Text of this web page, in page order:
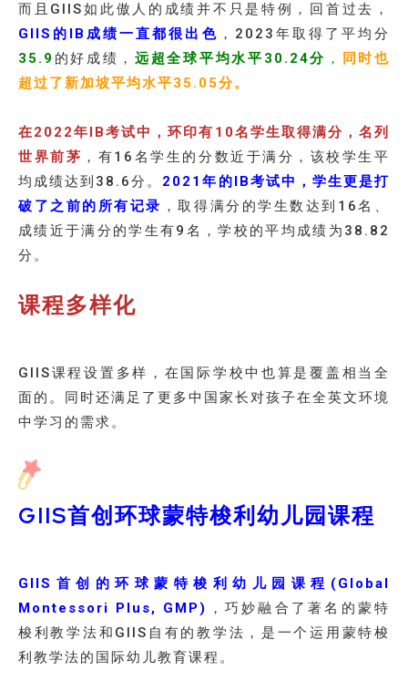
而且GIIS如此傲人的成绩并不只是特例，回首过去，
GIIS的IB成绩一直都很出色 ，2023年取得了平均分
35.9 的好成绩，远超全球平均水平30.24分 ，
同时也
超过了新加坡平均水平35.05分。
在2022年IB考试中，环印有10名学生取得满分，名列
世界前茅 ，有16名学生的分数近于满分，该校学生平
均成绩达到38.6分。 2021年的IB考试中，学生更是打
破了之前的所有记录 ，取得满分的学生数达到16名、
成绩近于满分的学生有9名，学校的平均成绩为38.82
分。
课程多样化
GIIS课程设置多样，在国际学校中也算是覆盖相当全
面的。同时还满足了更多中国家长对孩子在全英文环境
中学习的需求。
GIIS首创环球蒙特梭利幼儿园课程
GIIS首创的环球蒙特梭利幼儿园课程(Global
Montessori Plus, GMP)
，巧妙融合了著名的蒙特
梭利教学法和GIIS自有的教学法，是一个运用蒙特梭
利教学法的国际幼儿教育课程。